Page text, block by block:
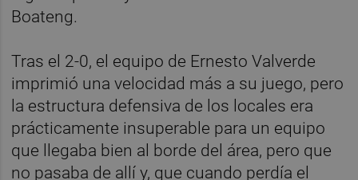
Boateng.
Tras el 2-0, el equipo de Ernesto Valverde
imprimió una velocidad más a su juego, pero
la estructura defensiva de los locales era
prácticamente insuperable para un equipo
que llegaba bien al borde del área, pero que
no pasaba de allí y, que cuando perdía el